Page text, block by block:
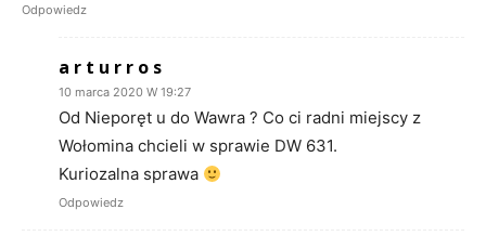
Odpowiedz
a r t u r r o s
10 marca 2020 W 19:27
Od Nieporęt u do Wawra ? Co ci radni miejscy z
Wołomina chcieli w sprawie DW 631.
Kuriozalna sprawa
Odpowiedz